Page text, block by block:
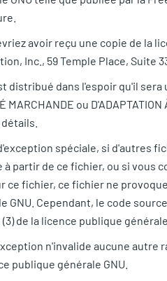
avoir reçu une copie de la
Inc., 59 Temple Place, Suite
distribué dans l'espoir qu'il sera
MARCHANDE ou
spéciale, si d'autres
à partir de ce fichier, ou si vous
ce fichier, ce fichier ne
GNU. Cependant, le code
de la licence publique générale
n'invalide aucune autre
publique générale GNU.